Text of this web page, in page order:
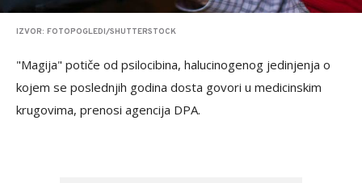
IZVOR: FOTOPOGLEDI/SHUTTERSTOCK
"Magija" potiče od psilocibina, halucinogenog jedinjenja o
kojem se poslednjih godina dosta govori u medicinskim
krugovima, prenosi agencija DPA.